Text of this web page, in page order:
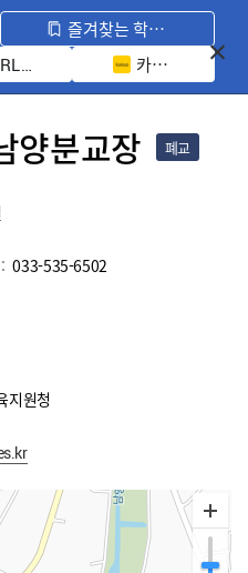
즐겨찾는 학교 모아보기
복사 카카오톡 공유
양분교장 폐교
033-535-6502
지원청